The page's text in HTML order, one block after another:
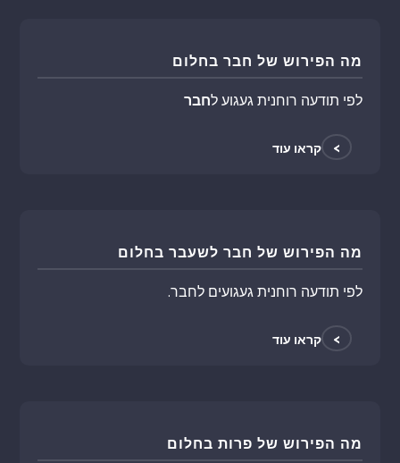
מה הפירוש של חבר בחלום
לפי תודעה רוחנית געגוע לחבר
> קראו עוד
מה הפירוש של חבר לשעבר בחלום
לפי תודעה רוחנית געגועים לחבר.
> קראו עוד
מה הפירוש של פרות בחלום